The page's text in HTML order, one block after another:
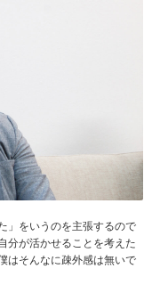
」をいうのを主張するので
分が活かせることを考えた
はそんなに疎外感は無いで